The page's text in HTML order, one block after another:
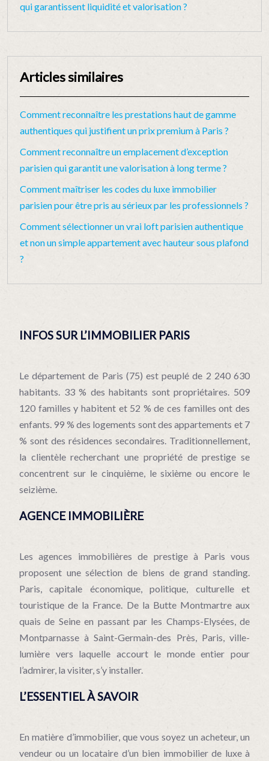
qui garantissent liquidité et valorisation ?
Articles similaires
Comment reconnaître les prestations haut de gamme
authentiques qui justifient un prix premium à Paris ?
Comment reconnaître un emplacement d’exception
parisien qui garantit une valorisation à long terme ?
Comment maîtriser les codes du luxe immobilier
parisien pour être pris au sérieux par les professionnels ?
Comment sélectionner un vrai loft parisien authentique
et non un simple appartement avec hauteur sous plafond
?
INFOS SUR L’IMMOBILIER PARIS
Le département de Paris (75) est peuplé de 2 240 630
habitants. 33 % des habitants sont propriétaires. 509
120 familles y habitent et 52 % de ces familles ont des
enfants. 99 % des logements sont des appartements et 7
% sont des résidences secondaires. Traditionnellement,
la clientèle recherchant une propriété de prestige se
concentrent sur le cinquième, le sixième ou encore le
seizième.
AGENCE IMMOBILIÈRE
Les agences immobilières de prestige à Paris vous
proposent une sélection de biens de grand standing.
Paris, capitale économique, politique, culturelle et
touristique de la France. De la Butte Montmartre aux
quais de Seine en passant par les Champs-Elysées, de
Montparnasse à Saint-Germain-des Près, Paris, ville-
lumière vers laquelle accourt le monde entier pour
l’admirer, la visiter, s’y installer.
L’ESSENTIEL À SAVOIR
En matière d’immobilier, que vous soyez un acheteur, un
vendeur ou un locataire d’un bien immobilier de luxe à